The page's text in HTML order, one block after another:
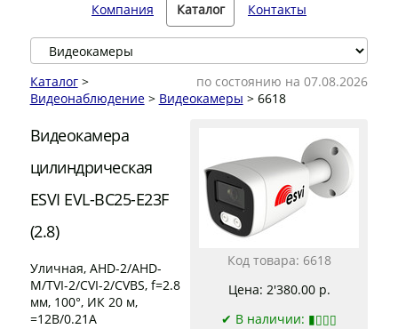
Компания Каталог Контакты
по состоянию на 07.08.2026
Каталог>
Видеонаблюдение> Видеокамеры > 6618
Код товара: 6618
Цена: 2'380.00 р.
✔ В наличии: ▮▯▯▯
Видеокамера
цилиндрическая
ESVI EVL-BC25-E23F
(2.8)
Уличная, AHD-2/AHD-
M/TVI-2/CVI-2/CVBS, f=2.8
мм, 100°, ИК 20 м,
=12В/0.21А